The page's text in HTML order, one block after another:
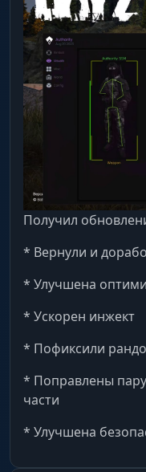
Получил
* Вернули и
* Улучшена
* Ускорен инжект
* Пофиксили
* Поправлены
части
* Улучшена